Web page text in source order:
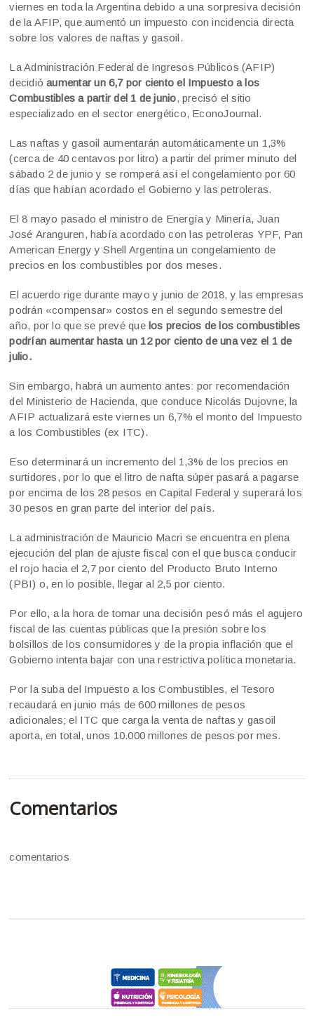
viernes en toda la Argentina debido a una sorpresiva decisión
de la AFIP, que aumentó un impuesto con incidencia directa
sobre los valores de naftas y gasoil.
La Administración Federal de Ingresos Públicos (AFIP)
decidióaumentar un 6,7 por ciento el Impuesto a los
Combustibles a partir del 1 de junio, precisó el sitio
especializado en el sector energético, EconoJournal.
Las naftas y gasoil aumentarán automáticamente un 1,3%
(cerca de 40 centavos por litro) a partir del primer minuto del
sábado 2 de junio y se romperá así el congelamiento por 60
días que habían acordado el Gobierno y las petroleras.
El 8 mayo pasado el ministro de Energía y Minería, Juan
José Aranguren, había acordado con las petroleras YPF, Pan
American Energy y Shell Argentina un congelamiento de
precios en los combustibles por dos meses.
El acuerdo rige durante mayo y junio de 2018, y las empresas
podrán «compensar» costos en el segundo semestre del
año, por lo que se prevé quelos precios de los combustibles
podrían aumentar hasta un 12 por ciento de una vez el 1 de
julio.
Sin embargo, habrá un aumento antes: por recomendación
del Ministerio de Hacienda, que conduce Nicolás Dujovne, la
AFIP actualizará este viernes un 6,7% el monto del Impuesto
a los Combustibles (ex ITC).
Eso determinará un incremento del 1,3% de los precios en
surtidores, por lo que el litro de nafta súper pasará a pagarse
por encima de los 28 pesos en Capital Federal y superará los
30 pesos en gran parte del interior del país.
La administración de Mauricio Macri se encuentra en plena
ejecución del plan de ajuste fiscal con el que busca conducir
el rojo hacia el 2,7 por ciento del Producto Bruto Interno
(PBI) o, en lo posible, llegar al 2,5 por ciento.
Por ello, a la hora de tomar una decisión pesó más el agujero
fiscal de las cuentas públicas que la presión sobre los
bolsillos de los consumidores y de la propia inflación que el
Gobierno intenta bajar con una restrictiva política monetaria.
Por la suba del Impuesto a los Combustibles, el Tesoro
recaudará en junio más de 600 millones de pesos
adicionales; el ITC que carga la venta de naftas y gasoil
aporta, en total, unos 10.000 millones de pesos por mes.
Comentarios
comentarios